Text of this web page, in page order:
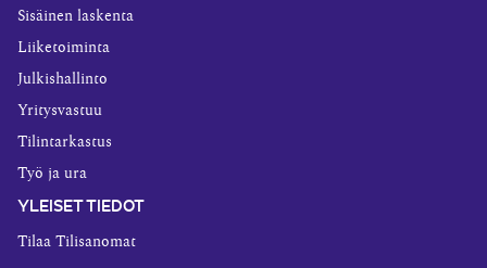
Sisäinen laskenta
Liiketoiminta
Julkishallinto
Yritysvastuu
Tilintarkastus
Työ ja ura
YLEISET TIEDOT
Tilaa Tilisanomat